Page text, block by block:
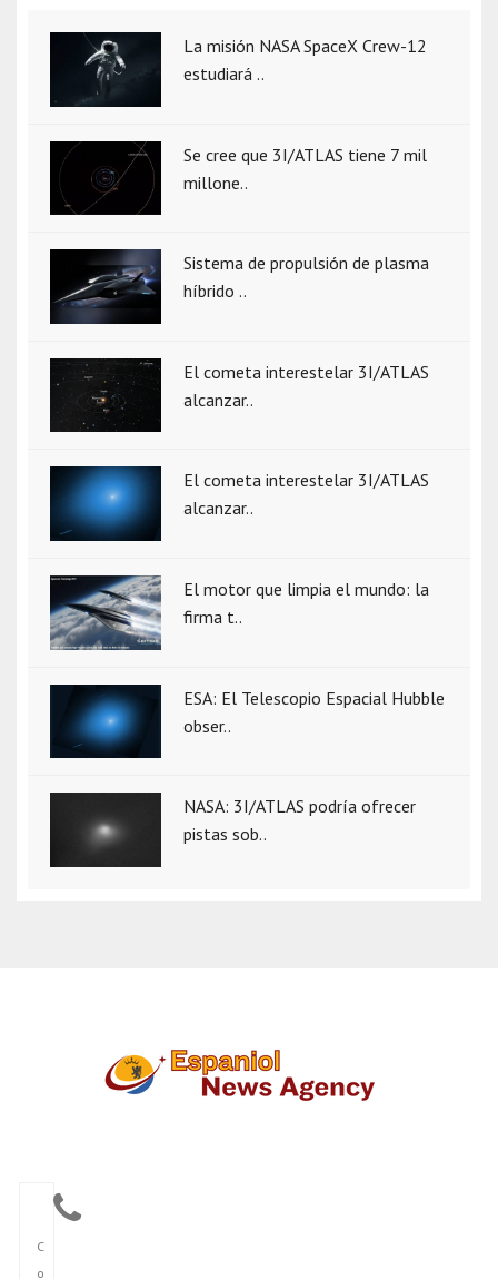
La misión NASA SpaceX Crew-12
estudiará ..
Se cree que 3I/ATLAS tiene 7 mil
millone..
Sistema de propulsión de plasma
híbrido ..
El cometa interestelar 3I/ATLAS
alcanzar..
El cometa interestelar 3I/ATLAS
alcanzar..
El motor que limpia el mundo: la
firma t..
ESA: El Telescopio Espacial Hubble
obser..
NASA: 3I/ATLAS podría ofrecer
pistas sob..
C
o